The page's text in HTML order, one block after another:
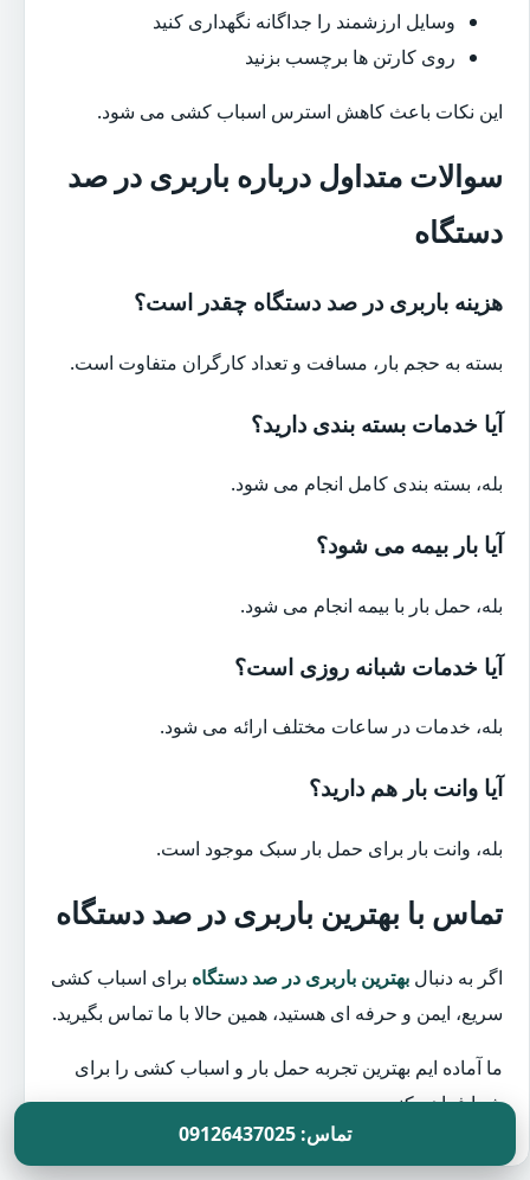
وسایل ارزشمند را جداگانه نگهداری کنید
روی کارتن ها برچسب بزنید
این نکات باعث کاهش استرس اسباب کشی می شود.
سوالات متداول درباره باربری در صد
دستگاه
هزینه باربری در صد دستگاه چقدر است؟
بسته به حجم بار، مسافت و تعداد کارگران متفاوت است.
آیا خدمات بسته بندی دارید؟
بله، بسته بندی کامل انجام می شود.
آیا بار بیمه می شود؟
بله، حمل بار با بیمه انجام می شود.
آیا خدمات شبانه روزی است؟
بله، خدمات در ساعات مختلف ارائه می شود.
آیا وانت بار هم دارید؟
بله، وانت بار برای حمل بار سبک موجود است.
تماس با بهترین باربری در صد دستگاه
اگر به دنبال بهترین باربری در صد دستگاه برای اسباب کشی
سریع، ایمن و حرفه ای هستید، همین حالا با ما تماس بگیرید.
ما آماده ایم بهترین تجربه حمل بار و اسباب کشی را برای
شما فراهم کنیم.
تماس: 09126437025